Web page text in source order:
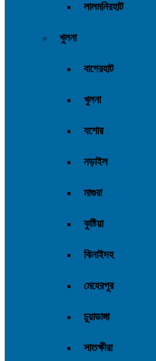
লালমনিরহাট
খুলনা
বাগেরহাট
খুলনা
যশোর
নড়াইল
মাগুরা
কুষ্টিয়া
ঝিনাইদহ
মেহেরপুর
চুয়াডাঙ্গা
সাতক্ষীরা